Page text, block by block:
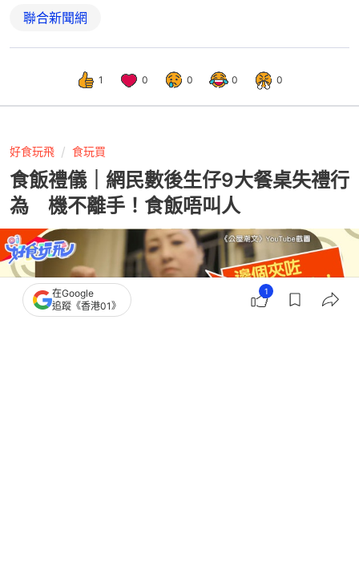
聯合新聞網
1 0 0 0 0
好食玩飛 食玩買
食飯禮儀｜網民數後生仔9大餐桌失禮行
為 機不離手！食飯唔叫人
在Google
追蹤《香港01》
1